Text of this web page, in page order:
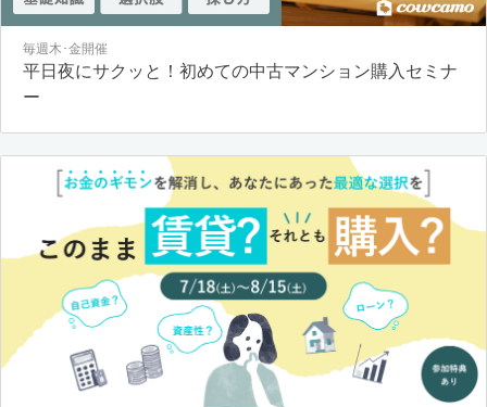
毎週木･金開催
平日夜にサクッと！初めての中古マンション購入セミナ
ー